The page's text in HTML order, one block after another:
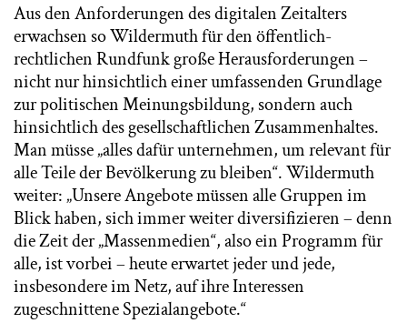
Aus den Anforderungen des digitalen Zeitalters
erwachsen so Wildermuth für den öffentlich-
rechtlichen Rundfunk große Herausforderungen –
nicht nur hinsichtlich einer umfassenden Grundlage
zur politischen Meinungsbildung, sondern auch
hinsichtlich des gesellschaftlichen Zusammenhaltes.
Man müsse „alles dafür unternehmen, um relevant für
alle Teile der Bevölkerung zu bleiben“. Wildermuth
weiter: „Unsere Angebote müssen alle Gruppen im
Blick haben, sich immer weiter diversifizieren – denn
die Zeit der „Massenmedien“, also ein Programm für
alle, ist vorbei – heute erwartet jeder und jede,
insbesondere im Netz, auf ihre Interessen
zugeschnittene Spezialangebote.“